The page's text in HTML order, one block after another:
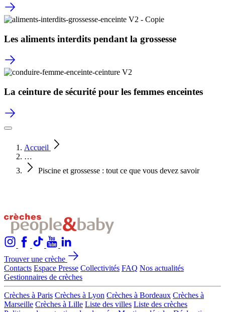
Les aliments interdits pendant la grossesse
La ceinture de sécurité pour les femmes enceintes
Accueil
…
Piscine et grossesse : tout ce que vous devez savoir
Trouver une crèche
Contacts Espace Presse Collectivités FAQ Nos actualités
Gestionnaires de crèches
Crèches à Paris Crèches à Lyon Crèches à Bordeaux Crèches à
Marseille Crèches à Lille Liste des villes Liste des crèches